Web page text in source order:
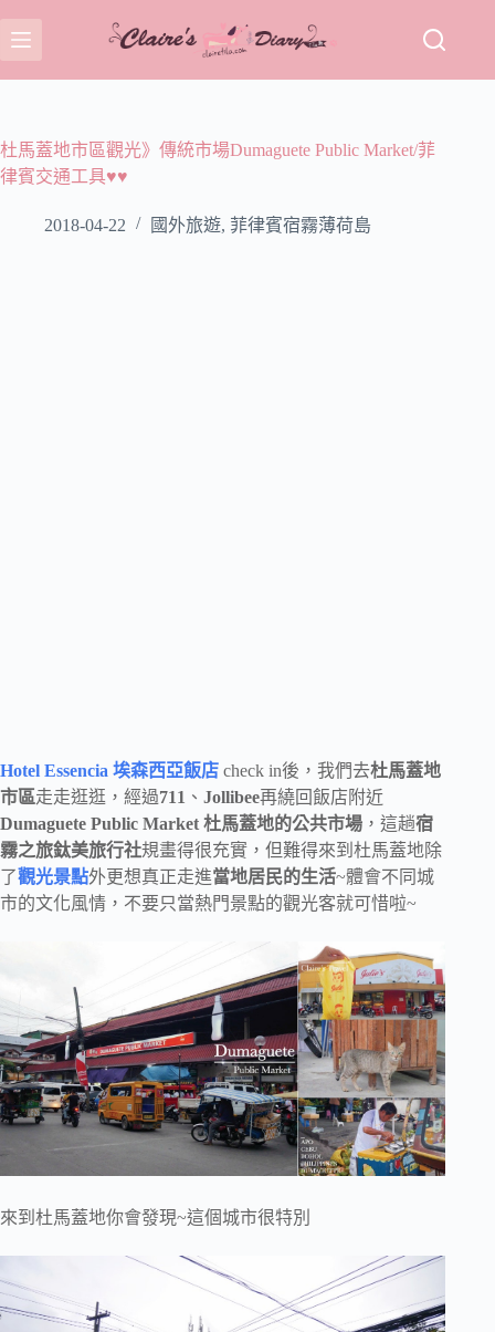
至
主
容
杜馬蓋地市區觀光》傳統市場Dumaguete Public Market/菲
律賓交通工具♥♥
2018-04-22 國外旅遊, 菲律賓宿霧薄荷島
Hotel Essencia 埃森西亞飯店 check in後，我們去杜馬蓋地
市區走走逛逛，經過711 、 Jollibee再繞回飯店附近
Dumaguete Public Market 杜馬蓋地的公共市場 ，這趟宿
霧之旅鈦美旅行社規畫得很充實，但難得來到杜馬蓋地除
了觀光景點外更想真正走進當地居民的生活~體會不同城
市的文化風情，不要只當熱門景點的觀光客就可惜啦~
來到杜馬蓋地你會發現~這個城市很特別